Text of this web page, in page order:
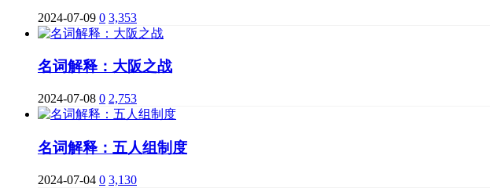
2024-07-09 0 3,353
名词解释：大阪之战
2024-07-08 0 2,753
名词解释：五人组制度
2024-07-04 0 3,130